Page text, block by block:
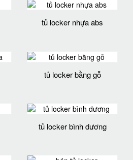
tủ locker nhựa abs
tủ locker bằng gỗ
tủ locker bình dương